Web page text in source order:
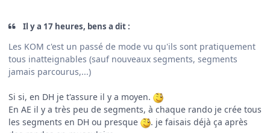
Il y a 17 heures, bens a dit :
Les KOM c'est un passé de mode vu qu'ils sont pratiquement
tous inatteignables (sauf nouveaux segments, segments
jamais parcourus,...)
Si si, en DH je t'assure il y a moyen.
En AE il y a très peu de segments, à chaque rando je crée tous
les segments en DH ou presque
. je faisais déjà ça après